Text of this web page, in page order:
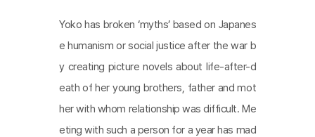
Yoko has broken ‘myths’ based on Japanes
e humanism or social justice after the war b
y creating picture novels about life-after-d
eath of her young brothers, father and mot
her with whom relationship was difficult. Me
eting with such a person for a year has mad